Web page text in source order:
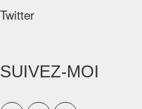
Twitter
SUIVEZ-MOI